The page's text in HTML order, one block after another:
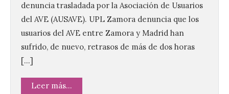
denuncia trasladada por la Asociación de Usuarios
del AVE (AUSAVE). UPL Zamora denuncia que los
usuarios del AVE entre Zamora y Madrid han
sufrido, de nuevo, retrasos de más de dos horas
[…]
Leer más...